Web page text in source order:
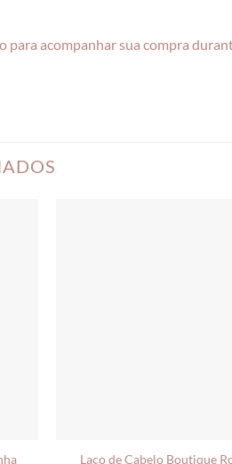
para acompanhar sua compra
Laço de Cabelo Boutique